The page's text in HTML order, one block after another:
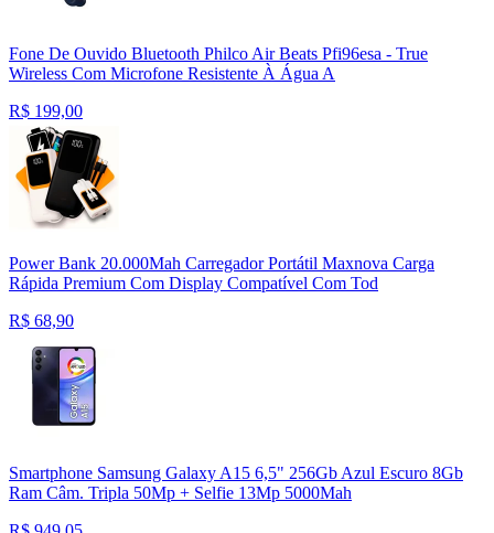
Fone De Ouvido Bluetooth Philco Air Beats Pfi96esa - True
Wireless Com Microfone Resistente À Água A
R$ 199,00
Power Bank 20.000Mah Carregador Portátil Maxnova Carga
Rápida Premium Com Display Compatível Com Tod
R$ 68,90
Smartphone Samsung Galaxy A15 6,5" 256Gb Azul Escuro 8Gb
Ram Câm. Tripla 50Mp + Selfie 13Mp 5000Mah